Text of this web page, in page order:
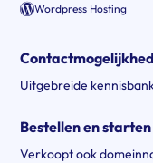
Wordpress Hosting
Uitgebreide
Bestellen en starten
Verkoopt ook